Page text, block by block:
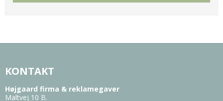
KONTAKT
Højgaard firma & reklamegaver
Maltvej 10 B.